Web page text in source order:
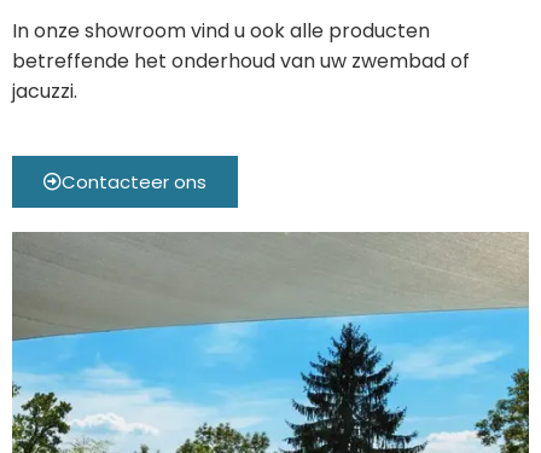
In onze showroom vind u ook alle producten
betreffende het onderhoud van uw zwembad of
jacuzzi.
Contacteer ons